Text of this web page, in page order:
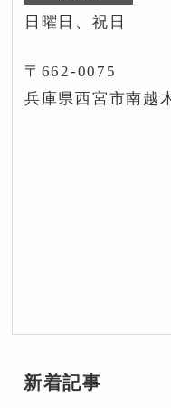
日曜日、祝日
〒662-0075
兵庫県西宮市南越
新着記事